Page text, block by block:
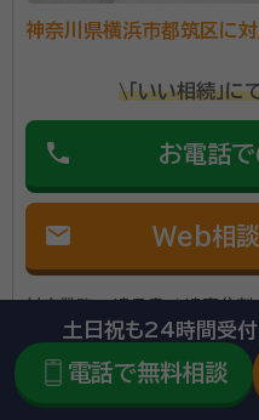
神奈川県横浜市都筑区に
\「いい相続」に
phone お電話
mail Web相
対応業務： 遺言書 / 遺産分割
銀行手続き / 戸籍収集 / 相続
土日祝も24時間受
電話で無料相談